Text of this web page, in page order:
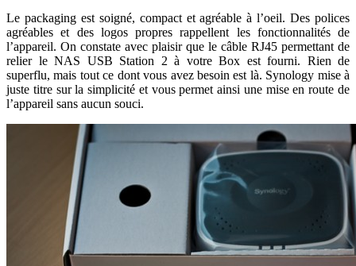
Le packaging est soigné, compact et agréable à l’oeil. Des polices
agréables et des logos propres rappellent les fonctionnalités de
l’appareil. On constate avec plaisir que le câble RJ45 permettant de
relier le NAS USB Station 2 à votre Box est fourni. Rien de
superflu, mais tout ce dont vous avez besoin est là. Synology mise à
juste titre sur la simplicité et vous permet ainsi une mise en route de
l’appareil sans aucun souci.